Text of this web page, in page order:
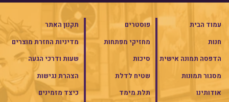
עמוד הבית
חנות
הדפסה תמונה אישית
מסגור תמונות
אודותינו
פוסטרים
מחזיקי מפתחות
סיכות
שטיח לדלת
תלת מימד
תקנון האתר
מדיניות החזרת מוצרים
שעות ודרכי הגעה
הצהרת נגישות
כיצד מזמינים